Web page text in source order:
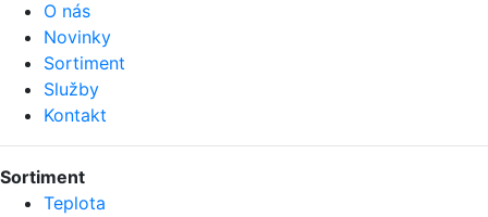
O nás
Novinky
Sortiment
Služby
Kontakt
Sortiment
Teplota